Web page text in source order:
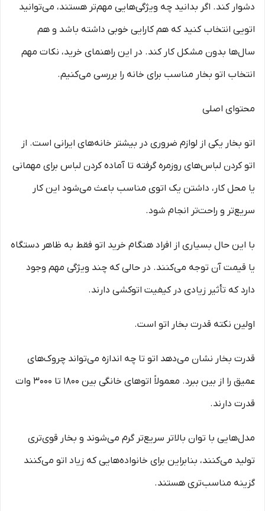
دشوار کند. اگر بدانید چه ویژگی‌هایی مهم‌تر هستند، می‌توانید
اتویی انتخاب کنید که هم کارایی خوبی داشته باشد و هم
سال‌ها بدون مشکل کار کند. در این راهنمای خرید، نکات مهم
انتخاب اتو بخار مناسب برای خانه را بررسی می‌کنیم.
محتوای اصلی
اتو بخار یکی از لوازم ضروری در بیشتر خانه‌های ایرانی است. از
اتو کردن لباس‌های روزمره گرفته تا آماده کردن لباس برای مهمانی
یا محل کار، داشتن یک اتوی مناسب باعث می‌شود این کار
سریع‌تر و راحت‌تر انجام شود.
با این حال بسیاری از افراد هنگام خرید اتو فقط به ظاهر دستگاه
یا قیمت آن توجه می‌کنند. در حالی که چند ویژگی مهم وجود
دارد که تأثیر زیادی در کیفیت اتوکشی دارند.
اولین نکته قدرت بخار اتو است.
قدرت بخار نشان می‌دهد اتو تا چه اندازه می‌تواند چروک‌های
عمیق را از بین ببرد. معمولاً اتوهای خانگی بین 1800 تا 3000 وات
قدرت دارند.
مدل‌هایی با توان بالاتر سریع‌تر گرم می‌شوند و بخار قوی‌تری
تولید می‌کنند، بنابراین برای خانواده‌هایی که زیاد اتو می‌کنند
گزینه مناسب‌تری هستند.